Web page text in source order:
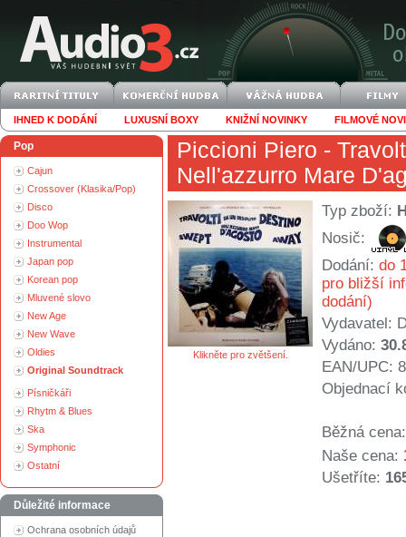
IHNED K DODÁNÍ LUXUSNÍ BOXY KNIŽNÍ NOVINKY FILMOVÉ
Pop
Cajun
Crossover (Klasika/Pop)
Disco
Doo Wop
Instrumental
Japan pop
Korean pop
Mluvené slovo
New Age
New Wave
Oldies
Original Soundtrack
Písničkáři
Rhytm & Blues
Ska
Symphonic
Ostatní
Důležité informace
Ochrana osobních údajů
Piccioni Piero -
Nell'azzurro Mare
Klikněte pro zvětšení.
Typ zboží:
Nosič:
Dodání: do
pro bližší
dodání)
Vydavatel:
Vydáno:
EAN/UPC:
Objednací
Běžná cena:
Naše cena:
Ušetříte: